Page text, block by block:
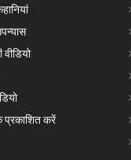
वीडियो
प्रकाशित करें